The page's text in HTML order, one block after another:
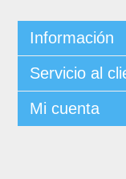
Información
Servicio al
Mi cuenta